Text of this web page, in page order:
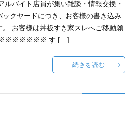
~
ウ
事
悩
相
ルバイト店員が集い雑談・情報交換・
ックヤードにつき、お客様の書き込み
。 お客様は丼板すき家スレへご移動願
す […]
続きを読む